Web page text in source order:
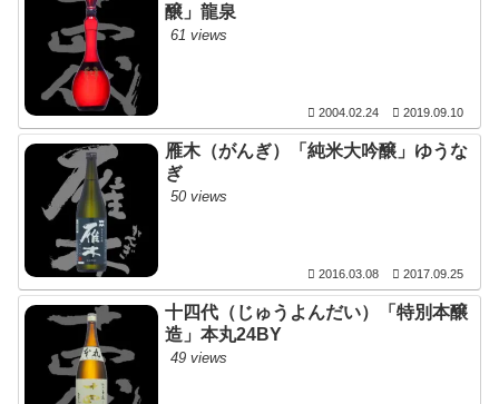
醸」龍泉
61 views
2004.02.24 2019.09.10
雁木（がんぎ）「純米大吟醸」ゆうな
ぎ
50 views
2016.03.08 2017.09.25
十四代（じゅうよんだい）「特別本醸
造」本丸24BY
49 views